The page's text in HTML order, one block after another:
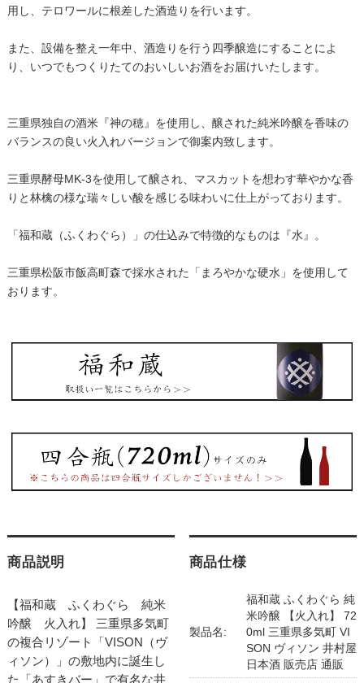
用し、テロワールに根差した酒造りを行います。
また、設備を整え一年中、酒造りを行う四季醸造にすることによ
り、いつでもつくりたてのおいしいお酒をお届けいたします。
三重県独自の酒米『神の穂』を使用し、醸された純米吟醸を香味の
バランスの良い火入れバージョンで御案内致します。
三重県酵母MK-3を使用して醸され、マスカットを想わす華やかな香
りと林檎の様な瑞々しい酸を感じる味わいに仕上がっております。
「福和蔵（ふくわぐら）」の仕込みで特徴的なものは『水』。
三重県松阪市飯高町森で採水された「まろやかな硬水」を使用して
おります。
商品説明
【福和蔵 ふくわぐら 純米
吟醸 火入れ】 三重県多気町
の複合リゾート「VISON（ヴ
ィソン）」の敷地内に誕生し
た「あすきバー」で有名な井
商品仕様
製品名:
福和蔵 ふくわぐら 純
米吟醸 【火入れ】 72
0ml 三重県多気町 VI
SON ヴィソン 井村屋
日本酒 販売店 通販